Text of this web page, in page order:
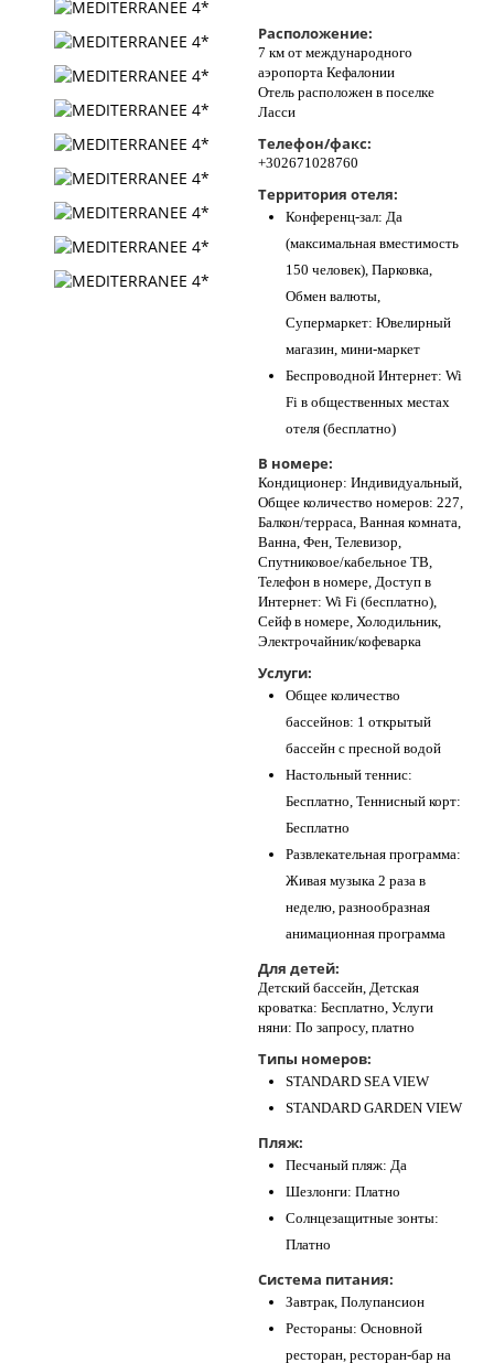
Расположение:
7 км от международного
аэропорта Кефалонии
Отель расположен в поселке
Ласси
Телефон/факс:
+302671028760
Территория отеля:
Конференц-зал: Да
(максимальная вместимость
150 человек), Парковка,
Обмен валюты,
Супермаркет: Ювелирный
магазин, мини-маркет
Беспроводной Интернет: Wi
Fi в общественных местах
отеля (бесплатно)
В номере:
Кондиционер: Индивидуальный,
Общее количество номеров: 227,
Балкон/терраса, Ванная комната,
Ванна, Фен, Телевизор,
Спутниковое/кабельное ТВ,
Телефон в номере, Доступ в
Интернет: Wi Fi (бесплатно),
Сейф в номере, Холодильник,
Электрочайник/кофеварка
Услуги:
Общее количество
бассейнов: 1 открытый
бассейн с пресной водой
Настольный теннис:
Бесплатно, Теннисный корт:
Бесплатно
Развлекательная программа:
Живая музыка 2 раза в
неделю, разнообразная
анимационная программа
Для детей:
Детский бассейн, Детская
кроватка: Бесплатно, Услуги
няни: По запросу, платно
Типы номеров:
STANDARD SEA VIEW
STANDARD GARDEN VIEW
Пляж:
Песчаный пляж: Да
Шезлонги: Платно
Солнцезащитные зонты:
Платно
Система питания:
Завтрак, Полупансион
Рестораны: Основной
ресторан, ресторан-бар на